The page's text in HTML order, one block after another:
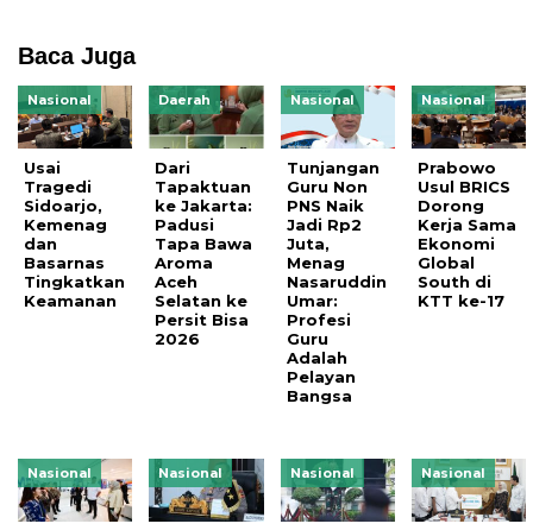
Baca Juga
Nasional
Usai
Tragedi
Sidoarjo,
Kemenag
dan
Basarnas
Tingkatkan
Keamanan
Daerah
Dari
Tapaktuan
ke Jakarta:
Padusi
Tapa Bawa
Aroma
Aceh
Selatan ke
Persit Bisa
2026
Nasional
Tunjangan
Guru Non
PNS Naik
Jadi Rp2
Juta,
Menag
Nasaruddin
Umar:
Profesi
Guru
Adalah
Pelayan
Bangsa
Nasional
Prabowo
Usul BRICS
Dorong
Kerja Sama
Ekonomi
Global
South di
KTT ke-17
Nasional Nasional Nasional Nasional